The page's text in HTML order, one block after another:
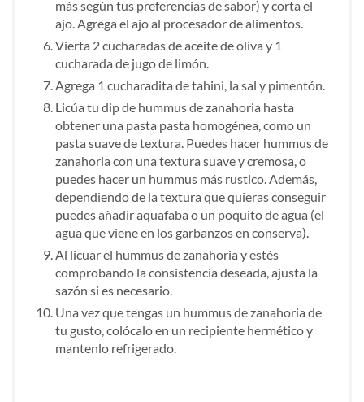
más según tus preferencias de sabor) y corta el
ajo. Agrega el ajo al procesador de alimentos.
Vierta 2 cucharadas de aceite de oliva y 1
cucharada de jugo de limón.
Agrega 1 cucharadita de tahini, la sal y pimentón.
Licúa tu dip de hummus de zanahoria hasta
obtener una pasta pasta homogénea, como un
pasta suave de textura. Puedes hacer hummus de
zanahoria con una textura suave y cremosa, o
puedes hacer un hummus más rustico. Además,
dependiendo de la textura que quieras conseguir
puedes añadir aquafaba o un poquito de agua (el
agua que viene en los garbanzos en conserva).
Al licuar el hummus de zanahoria y estés
comprobando la consistencia deseada, ajusta la
sazón si es necesario.
Una vez que tengas un hummus de zanahoria de
tu gusto, colócalo en un recipiente hermético y
mantenlo refrigerado.